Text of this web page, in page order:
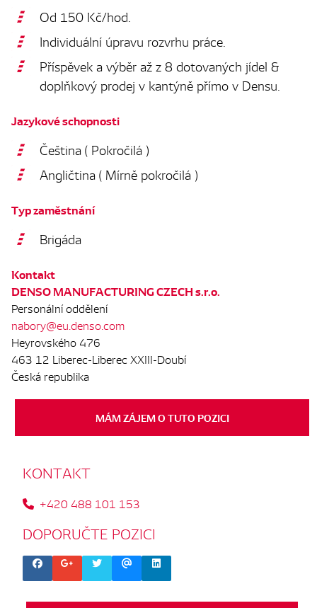
Od 150 Kč/hod.
Individuální úpravu rozvrhu práce.
Příspěvek a výběr až z 8 dotovaných jídel &
doplňkový prodej v kantýně přímo v Densu.
Jazykové schopnosti
Čeština ( Pokročilá )
Angličtina ( Mírně pokročilá )
Typ zaměstnání
Brigáda
Kontakt
DENSO MANUFACTURING CZECH s.r.o.
Personální oddělení
nabory@eu.denso.com
Heyrovského 476
463 12 Liberec-Liberec XXIII-Doubí
Česká republika
MÁM ZÁJEM O TUTO POZICI
KONTAKT
+420 488 101 153
DOPORUČTE POZICI